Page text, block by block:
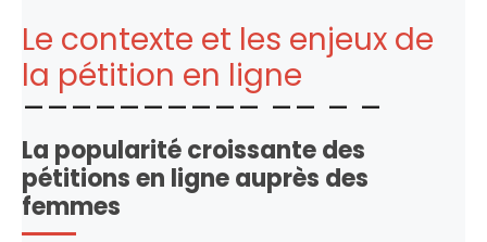
Le contexte et les enjeux de
la pétition en ligne
La popularité croissante des
pétitions en ligne auprès des
femmes